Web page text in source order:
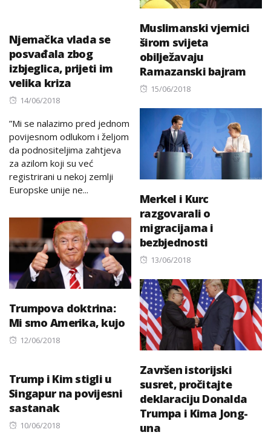
Muslimanski vjernici
širom svijeta
obilježavaju
Ramazanski bajram
Posted
15/06/2018
Njemačka vlada se
posvađala zbog
izbjeglica, prijeti im
velika kriza
Posted
14/06/2018
”Mi se nalazimo pred jednom
povijesnom odlukom i željom
da podnositeljima zahtjeva
za azilom koji su već
registrirani u nekoj zemlji
Europske unije ne...
Merkel i Kurc
razgovarali o
migracijama i
bezbjednosti
Posted
13/06/2018
Trumpova doktrina:
Mi smo Amerika, kujo
Posted
12/06/2018
Završen istorijski
susret, pročitajte
deklaraciju Donalda
Trumpa i Kima Jong-
una
Trump i Kim stigli u
Singapur na povijesni
sastanak
Posted
10/06/2018